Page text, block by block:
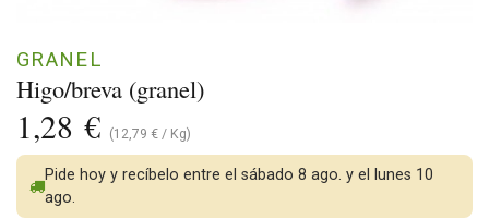
Higo/breva (granel)
GRANEL
1,28 € (12,79 € / Kg)
Pide hoy y recíbelo entre el sábado 8 ago. y el lunes 10
ago.